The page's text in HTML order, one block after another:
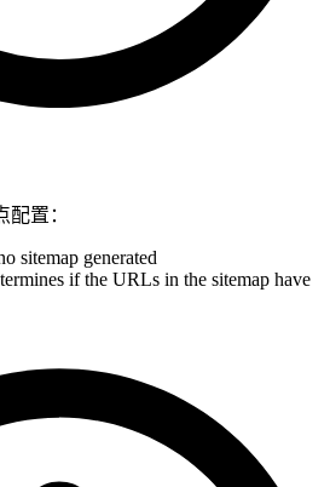
置：
sitemap generated
if the URLs in the sitemap have